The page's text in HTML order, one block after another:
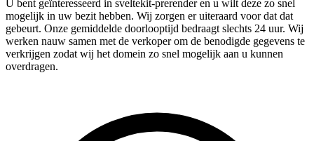
U bent geïnteresseerd in sveltekit-prerender en u wilt deze zo snel
mogelijk in uw bezit hebben. Wij zorgen er uiteraard voor dat dat
gebeurt. Onze gemiddelde doorlooptijd bedraagt slechts 24 uur. Wij
werken nauw samen met de verkoper om de benodigde gegevens te
verkrijgen zodat wij het domein zo snel mogelijk aan u kunnen
overdragen.